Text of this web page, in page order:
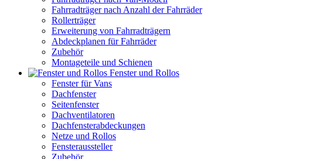
Fahrradträger nach Anzahl der Fahrräder
Rollerträger
Erweiterung von Fahrradträgern
Abdeckplanen für Fahrräder
Zubehör
Montageteile und Schienen
Fenster und Rollos
Fenster für Vans
Dachfenster
Seitenfenster
Dachventilatoren
Dachfensterabdeckungen
Netze und Rollos
Fensteraussteller
Zubehör